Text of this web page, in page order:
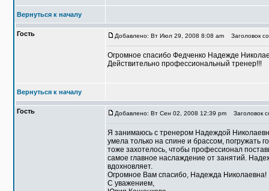
Вернуться к началу
Гость Добавлено: Вт Июл 29, 2008 8:08 am Заголовок
Огромное спасибо Федченко Надежде
Действительно профессиональный тренер!!!
Вернуться к началу
Гость Добавлено: Вт Сен 02, 2008 12:39 pm Заголовок
Я занимаюсь с тренером Надеждой
умела только на спине и брассом, погружать
тоже захотелось, чтобы профессионал
самое главное наслаждение от занятий.
вдохновляет.
Огромное Вам спасибо, Надежда Николаевна!
С уважением,